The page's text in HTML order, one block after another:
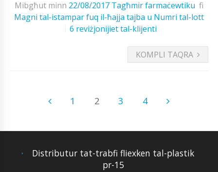
Mibgħut minn 22/08/2017 Tagħmir farmaċewtiku fi
Magni tal-istampar fuq il-ħajja tajba u Numri tal-lott
6 reviżjonijiet tal-klijenti
KOMPLI TAQRA
1 2 3 4
Distributur tat-trabfi fliexken tal-plastik
pr-15